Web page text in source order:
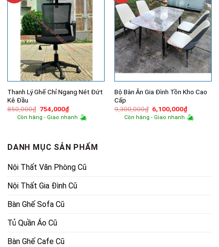
Thanh Lý Ghế Chỉ Ngang Nét Đứt
Kê Đầu
850,000₫ Giá
gốc
là:
754,000₫Giá
hiện
tại
Còn hàng - Giao nhanh
Bộ Bàn Ăn Gia Đình Tồn Kho Cao
Cấp
9,300,000₫ Giá
gốc
là:
6,100,000₫Giá
hiện
tại
Còn hàng - Giao nhanh
DANH MỤC SẢN PHẨM
Nội Thất Văn Phòng Cũ
Nội Thất Gia Đình Cũ
Bàn Ghế Sofa Cũ
Tủ Quần Áo Cũ
Bàn Ghế Cafe Cũ